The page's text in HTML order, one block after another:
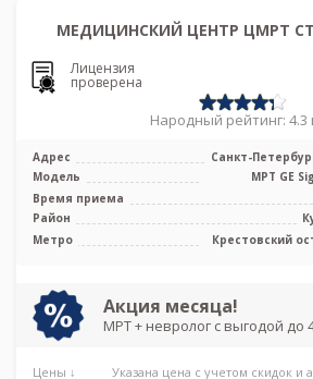
МЕДИЦИНСКИЙ ЦЕНТР ЦМРТ
Лицензия
проверена
Народный рейтинг: 4.3
Адрес
Санкт-
Модель
МРТ GE
Время приема
Район
Метро
Крестовский
Акция месяца!
МРТ + невролог с выгодой до
Цены ↓ Указана цена с учетом скидок и